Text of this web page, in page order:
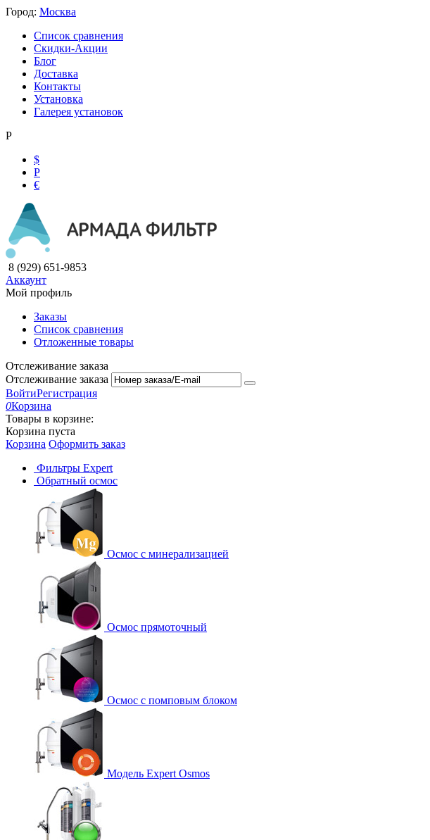
Город: Москва
Список сравнения
Скидки-Акции
Блог
Доставка
Контакты
Установка
Галерея установок
Р
$
Р
€
8 (929) 651-9853
Аккаунт
Мой профиль
Заказы
Список сравнения
Отложенные товары
Отслеживание заказа
Отслеживание заказа
ВойтиРегистрация
0Корзина
Товары в корзине:
Корзина пуста
Корзина Оформить заказ
Фильтры Expert
Обратный осмос
Осмос с минерализацией
Осмос прямоточный
Осмос с помповым блоком
Модель Expert Osmos